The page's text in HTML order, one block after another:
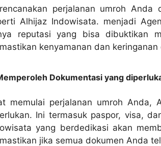
perjalanan umroh
Alhijaz Indowisata. menjadi
reputasi yang bisa dibuktikan
kenyamanan dan
Dokumentasi yang
memulai perjalanan umroh Anda,
Ini termasuk paspor, visa,
yang berdedikasi akan
jika semua dokumen Anda